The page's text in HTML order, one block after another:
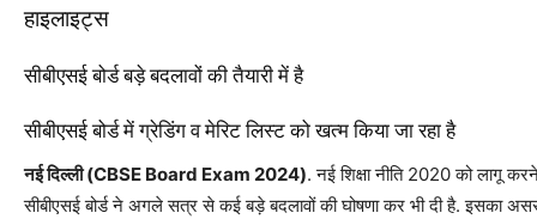
हाइलाइट्स
सीबीएसई बोर्ड बड़े बदलावों की तैयारी में है
सीबीएसई बोर्ड में ग्रेडिंग व मेरिट लिस्ट को खत्म किया जा रहा है
नई दिल्ली (CBSE Board Exam 2024). नई शिक्षा नीति 2020 को लागू
सीबीएसई बोर्ड ने अगले सत्र से कई बड़े बदलावों की घोषणा कर भी दी है. इसका